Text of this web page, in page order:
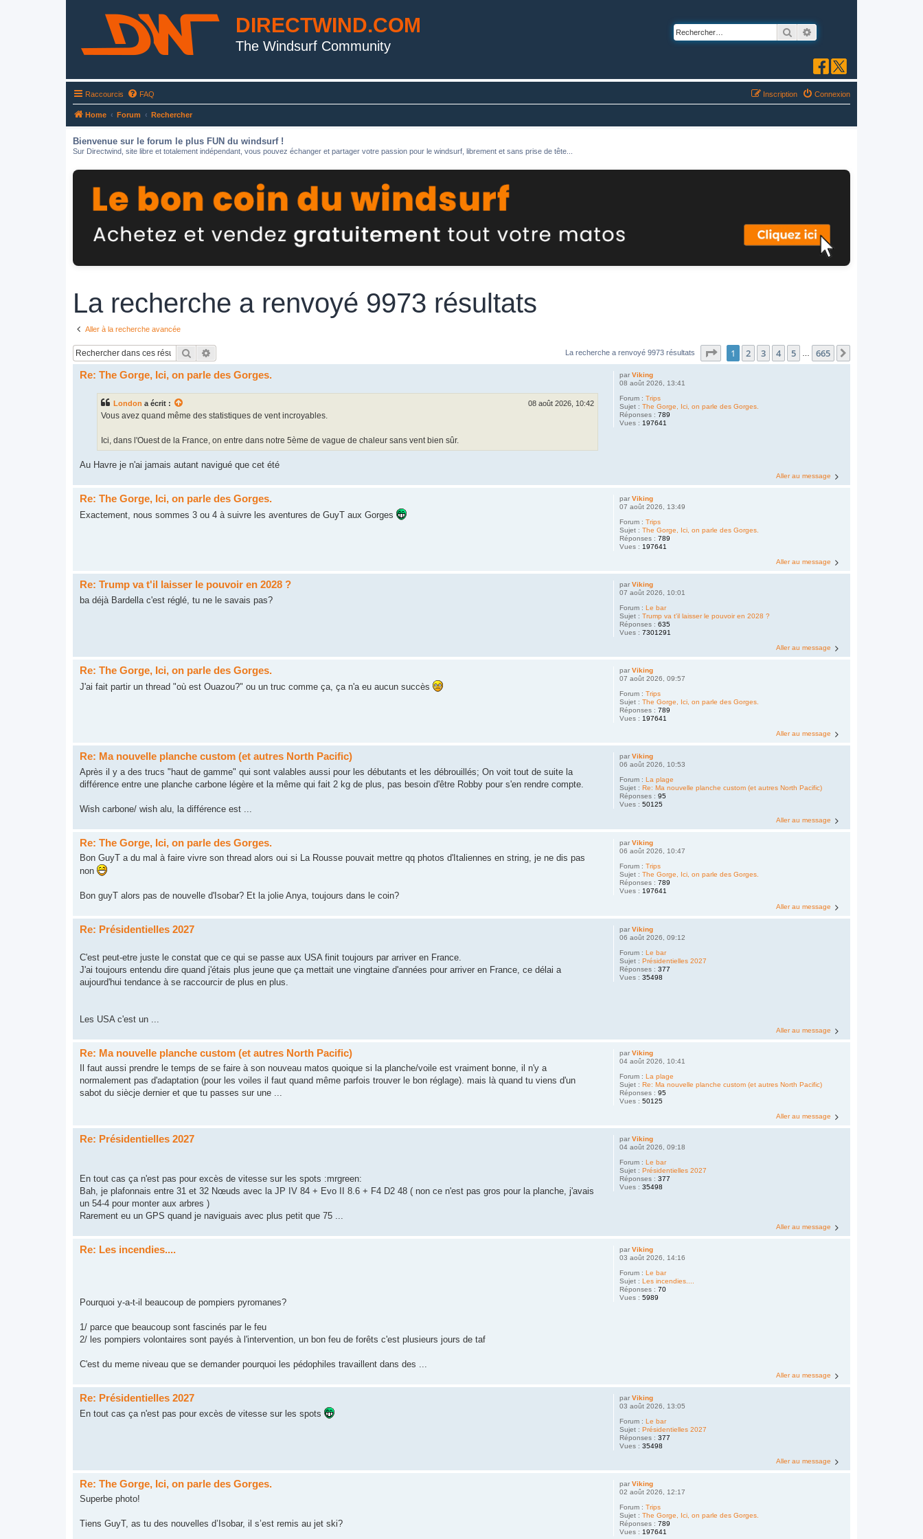
DIRECTWIND.COM
The Windsurf Community
Rechercher
Raccourcis FAQ Connexion
Inscription
Home Forum Rechercher
Bienvenue sur le forum le plus FUN du windsurf !
Sur Directwind, site libre et totalement indépendant, vous pouvez échanger et partager votre passion pour le windsurf, librement et sans prise de tête...
La recherche a renvoyé 9973 résultats
Aller à la recherche avancée
Rechercher La recherche a renvoyé 9973 résultats Page sur665
1 2 3 4 5 665
parViking
08 août 2026, 13:41
Forum :Trips
Sujet :The Gorge, Ici, on parle des Gorges.
Réponses :789
Vues : 197641
Re: The Gorge, Ici, on parle des Gorges.
London a écrit : 08 août 2026, 10:42
Vous avez quand même des statistiques de vent incroyables.
Ici, dans l'Ouest de la France, on entre dans notre 5ème de vague de chaleur sans vent bien sûr.
Au Havre je n'ai jamais autant navigué que cet été
Aller au message
parViking
07 août 2026, 13:49
Forum :Trips
Sujet :The Gorge, Ici, on parle des Gorges.
Réponses :789
Vues :197641
Re: The Gorge, Ici, on parle des Gorges.
Exactement, nous sommes 3 ou 4 à suivre les aventures de GuyT aux Gorges
Aller au message
parViking
07 août 2026, 10:01
Forum :Le bar
Sujet :Trump va t'il laisser le pouvoir en 2028 ?
Réponses :635
Vues :7301291
Re: Trump va t'il laisser le pouvoir en 2028 ?
ba déjà Bardella c'est réglé, tu ne le savais pas?
Aller au message
parViking
07 août 2026, 09:57
Forum :Trips
Sujet :The Gorge, Ici, on parle des Gorges.
Réponses :789
Vues :197641
Re: The Gorge, Ici, on parle des Gorges.
J'ai fait partir un thread "où est Ouazou?" ou un truc comme ça, ça n'a eu aucun succès
Aller au message
parViking
06 août 2026, 10:53
Forum :La plage
Sujet :Re: Ma nouvelle planche custom (et autres North Pacific)
Réponses :95
Vues :50125
Re: Ma nouvelle planche custom (et autres North Pacific)
Après il y a des trucs "haut de gamme" qui sont valables aussi pour les débutants et les débrouillés; On voit tout de suite la
différence entre une planche carbone légère et la même qui fait 2 kg de plus, pas besoin d'être Robby pour s'en rendre compte.
Wish carbone/ wish alu, la différence est ...
Aller au message
parViking
06 août 2026, 10:47
Forum :Trips
Sujet :The Gorge, Ici, on parle des Gorges.
Réponses :789
Vues : 197641
Re: The Gorge, Ici, on parle des Gorges.
Bon GuyT a du mal à faire vivre son thread alors oui si La Rousse pouvait mettre qq photos d'Italiennes en string, je ne dis pas
non
Bon guyT alors pas de nouvelle d'Isobar? Et la jolie Anya, toujours dans le coin?
Aller au message
parViking
06 août 2026, 09:12
Forum :Le bar
Sujet :Présidentielles 2027
Réponses :377
Vues :35498
Re: Présidentielles 2027
C'est peut-etre juste le constat que ce qui se passe aux USA finit toujours par arriver en France.
J'ai toujours entendu dire quand j'étais plus jeune que ça mettait une vingtaine d'années pour arriver en France, ce délai a
aujourd'hui tendance à se raccourcir de plus en plus.
Les USA c'est un ...
Aller au message
parViking
04 août 2026, 10:41
Forum :La plage
Sujet :Re: Ma nouvelle planche custom (et autres North Pacific)
Réponses :95
Vues :50125
Re: Ma nouvelle planche custom (et autres North Pacific)
Il faut aussi prendre le temps de se faire à son nouveau matos quoique si la planche/voile est vraiment bonne, il n'y a
normalement pas d'adaptation (pour les voiles il faut quand même parfois trouver le bon réglage). mais là quand tu viens d'un
sabot du siècje dernier et que tu passes sur une ...
Aller au message
parViking
04 août 2026, 09:18
Forum :Le bar
Sujet :Présidentielles 2027
Réponses :377
Vues :35498
Re: Présidentielles 2027
En tout cas ça n'est pas pour excès de vitesse sur les spots :mrgreen:
Bah, je plafonnais entre 31 et 32 Nœuds avec la JP IV 84 + Evo II 8.6 + F4 D2 48 ( non ce n'est pas gros pour la planche, j'avais
un 54-4 pour monter aux arbres )
Rarement eu un GPS quand je naviguais avec plus petit que 75 ...
Aller au message
parViking
03 août 2026, 14:16
Forum :Le bar
Sujet :Les incendies....
Réponses :70
Vues :5989
Re: Les incendies....
Pourquoi y-a-t-il beaucoup de pompiers pyromanes?
1/ parce que beaucoup sont fascinés par le feu
2/ les pompiers volontaires sont payés à l'intervention, un bon feu de forêts c'est plusieurs jours de taf
C'est du meme niveau que se demander pourquoi les pédophiles travaillent dans des ...
Aller au message
parViking
03 août 2026, 13:05
Forum :Le bar
Sujet :Présidentielles 2027
Réponses :377
Vues :35498
Re: Présidentielles 2027
En tout cas ça n'est pas pour excès de vitesse sur les spots
Aller au message
parViking
02 août 2026, 12:17
Forum :Trips
Sujet :The Gorge, Ici, on parle des Gorges.
Réponses :789
Vues : 197641
Re: The Gorge, Ici, on parle des Gorges.
Superbe photo!
Tiens GuyT, as tu des nouvelles d’Isobar, il s’est remis au jet ski?